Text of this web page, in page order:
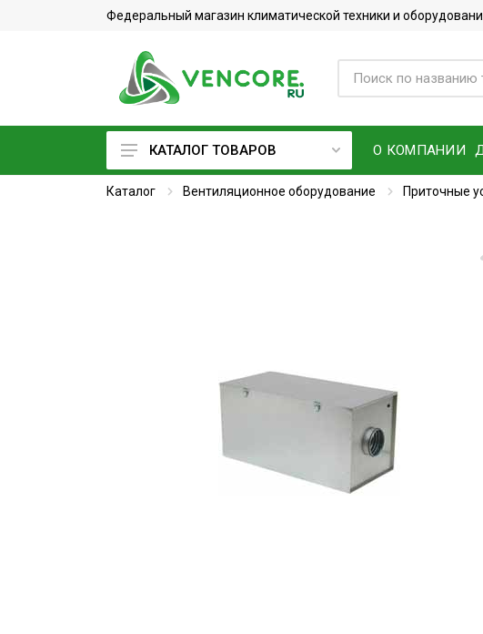
Федеральный магазин климатической техники и
Кондиционеры
Водонагреватели
Электрокамины
КАТАЛОГ ТОВАРОВ О КОМПАНИИ
Каталог Вентиляционное оборудование Приточные